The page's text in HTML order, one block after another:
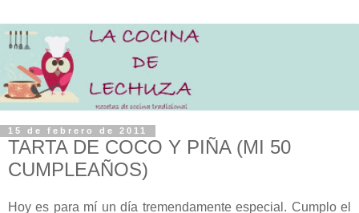
15 de febrero de 2011
TARTA DE COCO Y PIÑA (MI 50
CUMPLEAÑOS)
Hoy es para mí un día tremendamente especial. Cumplo el